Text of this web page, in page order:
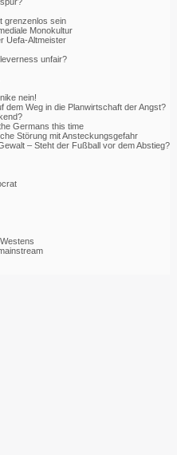
grenzenlos sein
Monokultur
Uefa-Altmeister
unfair?
nein!
dem Weg in die Planwirtschaft der Angst?
Germans this time
Störung mit Ansteckungsgefahr
– Steht der Fußball vor dem Abstieg?